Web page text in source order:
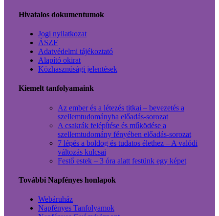
Hivatalos dokumentumok
Jogi nyilatkozat
ÁSZF
Adatvédelmi tájékoztató
Alapító okirat
Közhasznúsági jelentések
Kiemelt tanfolyamaink
Az ember és a létezés titkai – bevezetés a
szellemtudományba előadás-sorozat
A csakrák felépítése és működése a
szellemtudomány fényében előadás-sorozat
7 lépés a boldog és tudatos élethez – A valódi
változás kulcsai
Festő estek – 3 óra alatt festünk egy képet
További Napfényes honlapok
Webáruház
Napfényes Tanfolyamok